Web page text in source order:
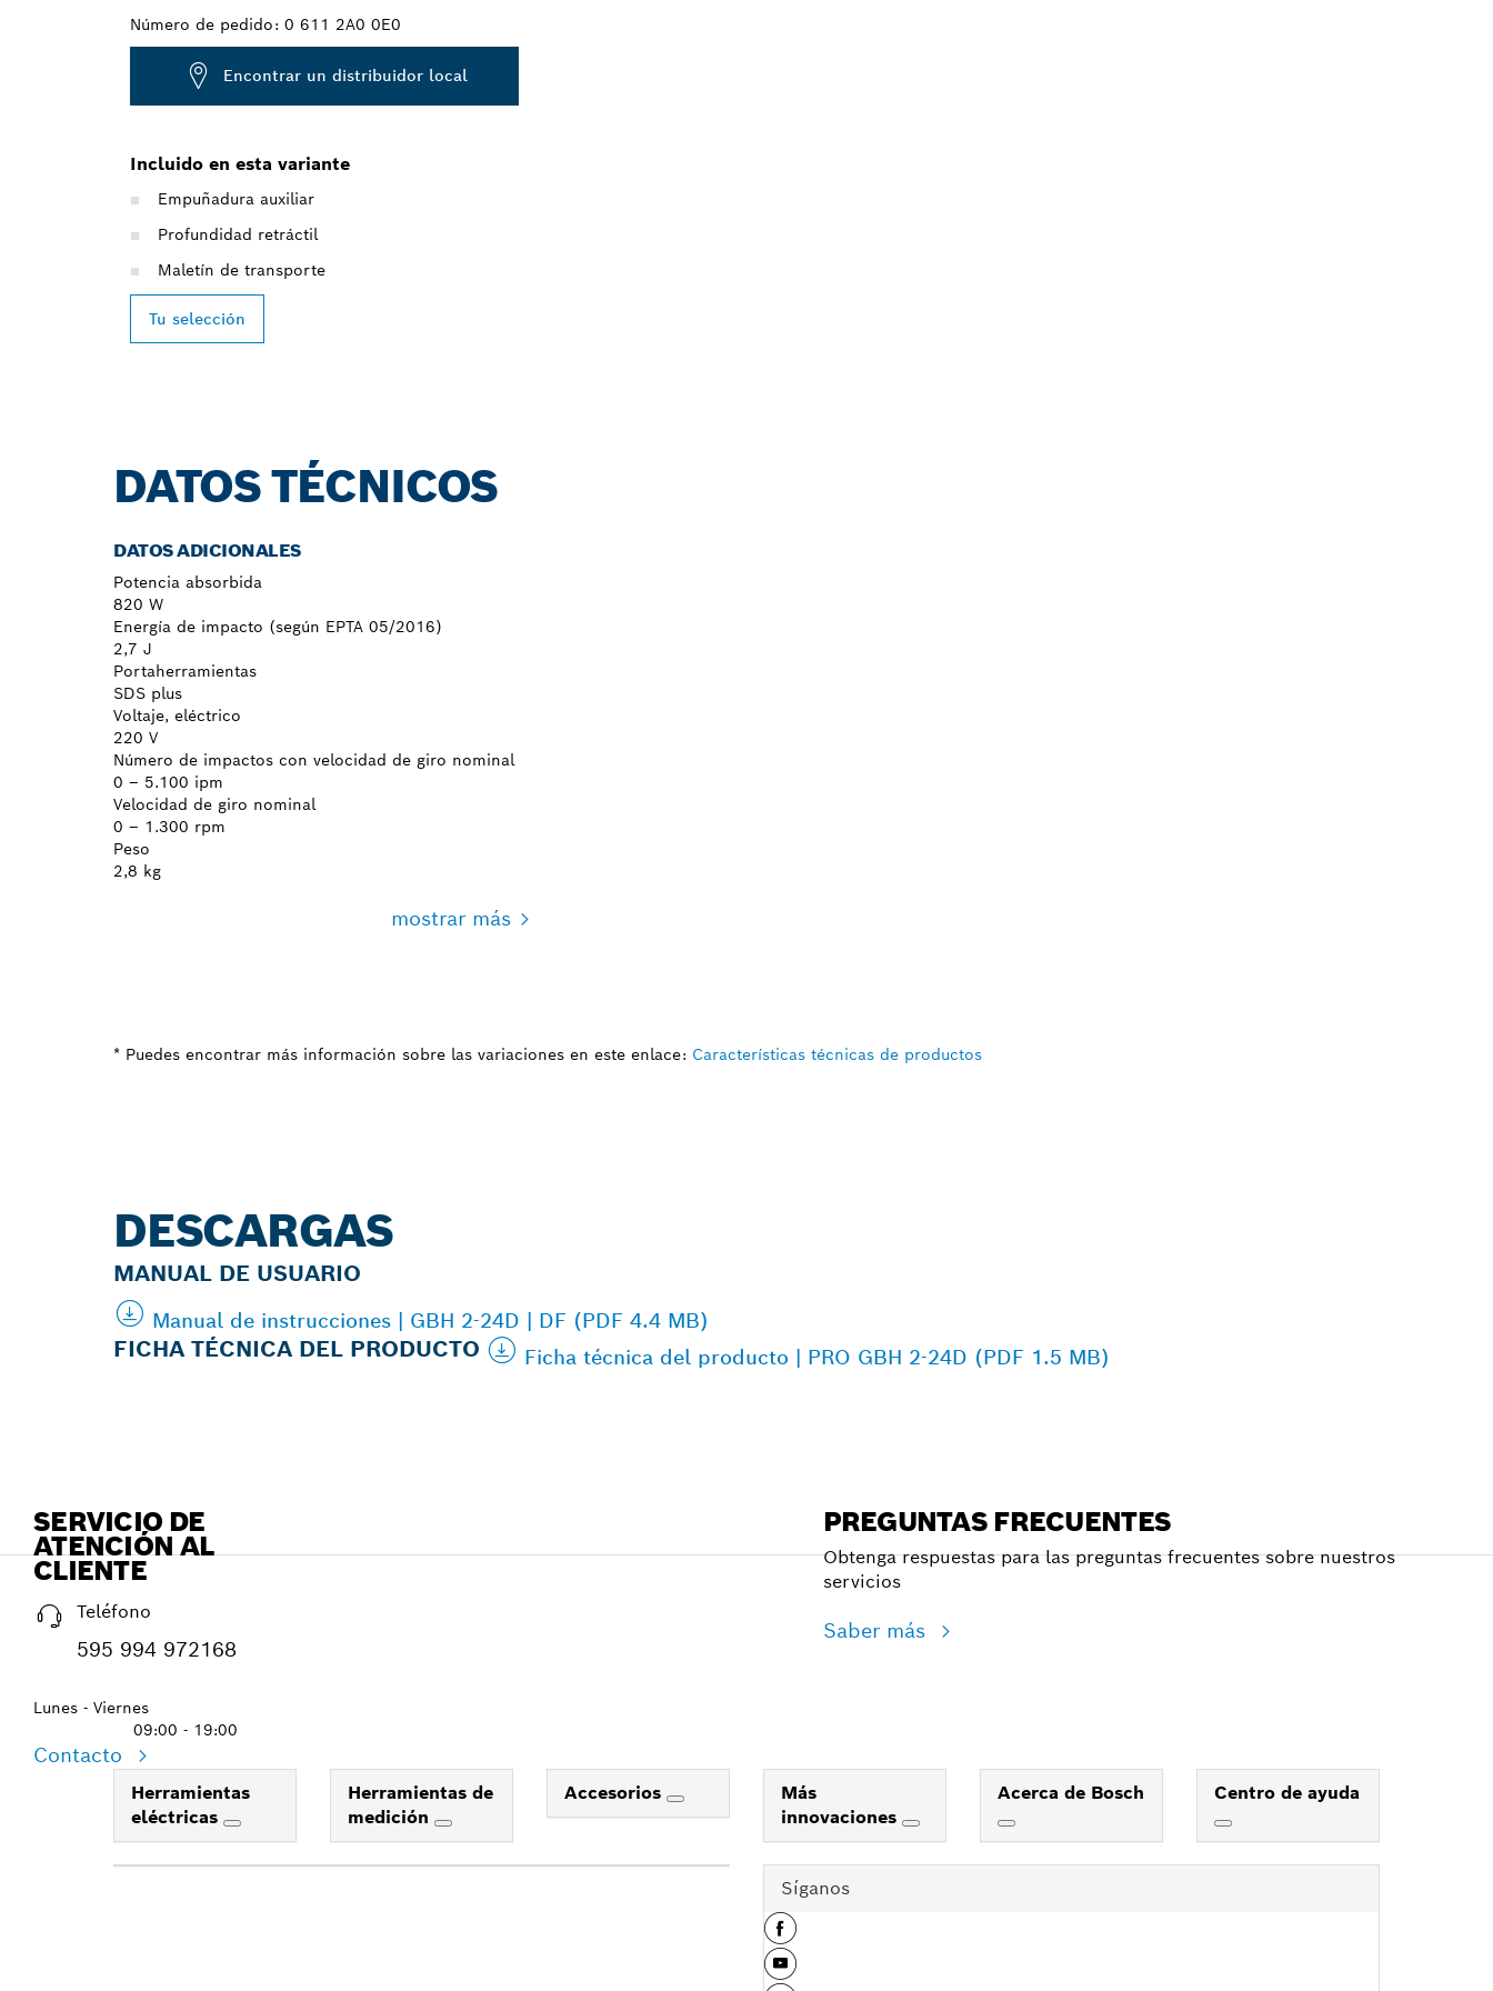
Número de pedido: 0 611 2A0 0E0
Encontrar un distribuidor local
Incluido en esta variante
Empuñadura auxiliar
Profundidad retráctil
Maletín de transporte
Tu selección
DATOS TÉCNICOS
DATOS ADICIONALES
Potencia absorbida
820 W
Energía de impacto (según EPTA 05/2016)
2,7 J
Portaherramientas
SDS plus
Voltaje, eléctrico
220 V
Número de impactos con velocidad de giro nominal
0 – 5.100 ipm
Velocidad de giro nominal
0 – 1.300 rpm
Peso
2,8 kg
mostrar más
* Puedes encontrar más información sobre las variaciones en este enlace: Características técnicas de productos
DESCARGAS
MANUAL DE USUARIO
Manual de instrucciones | GBH 2-24D | DF (PDF 4.4 MB)
FICHA TÉCNICA DEL PRODUCTO Ficha técnica del producto | PRO GBH 2-24D (PDF 1.5 MB)
SERVICIO DE
ATENCIÓN AL
CLIENTE
Teléfono
595 994 972168
Lunes - Viernes
09:00 - 19:00
Contacto
PREGUNTAS FRECUENTES
Obtenga respuestas para las preguntas frecuentes sobre nuestros
servicios
Saber más
Herramientas
eléctricas
Herramientas de
medición
Accesorios
Más
innovaciones
Acerca de Bosch Centro de ayuda
Síganos